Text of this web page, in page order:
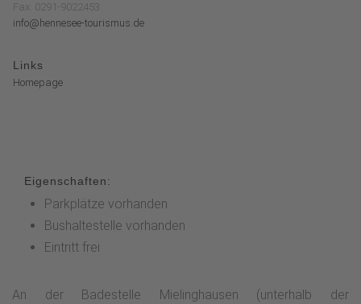
Fax: 0291-9022453
info@hennesee-tourismus.de
Links
Homepage
Eigenschaften:
Parkplätze vorhanden
Bushaltestelle vorhanden
Eintritt frei
An der Badestelle Mielinghausen (unterhalb der